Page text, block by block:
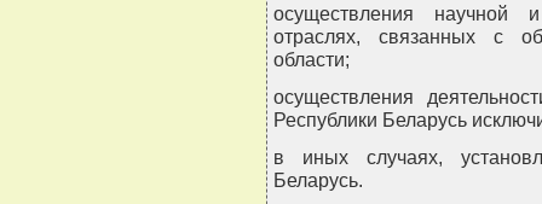
осуществления научной
отраслях, связанных с
области;
осуществления
Республики Беларусь
в иных случаях,
Беларусь.